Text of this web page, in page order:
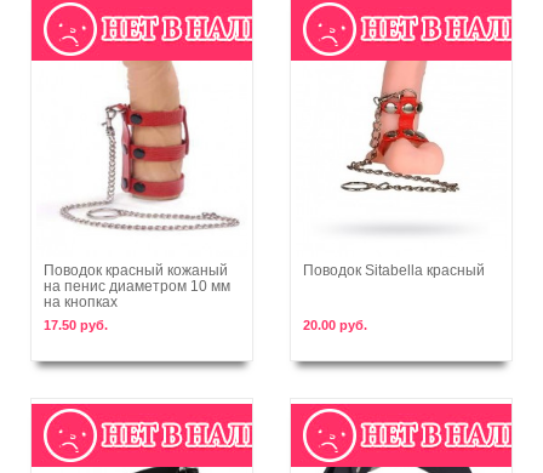
В корзину
Поводок красный кожаный
на пенис диаметром 10 мм
на кнопках
17.50 руб.
Поводок Sitabella красный
20.00 руб.